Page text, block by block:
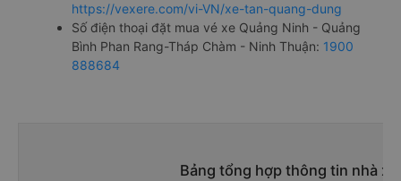
https://vexere.com/vi-VN/xe-tan-quang-dung
Số điện thoại đặt mua vé xe Quảng Ninh - Quảng
Bình Phan Rang-Tháp Chàm - Ninh Thuận: 1900
888684
Bảng tổng hợp thông tin nhà